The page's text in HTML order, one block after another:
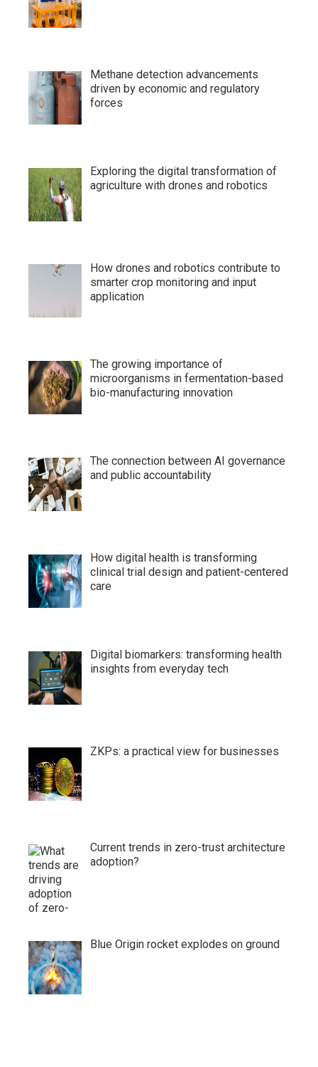
Methane detection advancements
driven by economic and regulatory
forces
Exploring the digital transformation of
agriculture with drones and robotics
How drones and robotics contribute to
smarter crop monitoring and input
application
The growing importance of
microorganisms in fermentation-based
bio-manufacturing innovation
The connection between AI governance
and public accountability
How digital health is transforming
clinical trial design and patient-centered
care
Digital biomarkers: transforming health
insights from everyday tech
ZKPs: a practical view for businesses
Current trends in zero-trust architecture
adoption?
Blue Origin rocket explodes on ground